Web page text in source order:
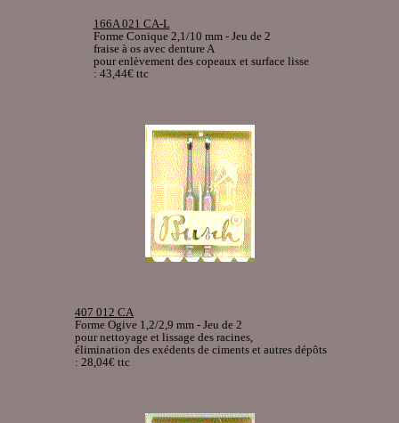
166A 021 CA-L
Forme Conique 2,1/10 mm - Jeu de 2
fraise à os avec denture A
pour enlèvement des copeaux et surface lisse
: 43,44€ ttc
407 012 CA
Forme Ogive 1,2/2,9 mm - Jeu de 2
pour nettoyage et lissage des racines,
élimination des exédents de ciments et autres dépôts
: 28,04€ ttc